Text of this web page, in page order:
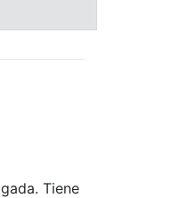
Tiene